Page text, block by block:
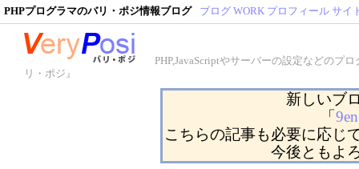
PHPプログラマのバリ・ポジ情報ブログ ブログ WORK プロフィール サイ
PHP,JavaScriptやサーバーの設定などのプ
リ・ポジ』
新しいブ
「
こちらの記事も必要に応じ
今後ともよ